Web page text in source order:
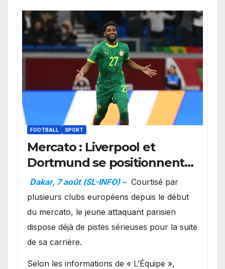
FOOTBALL SPORT
Mercato : Liverpool et
Dortmund se positionnent
en favoris pour recruter
Ibrahim Mbaye
Dakar, 7 août (SL-INFO) – Courtisé par
plusieurs clubs européens depuis le début
du mercato, le jeune attaquant parisien
dispose déjà de pistes sérieuses pour la suite
de sa carrière.
Selon les informations de « L’Équipe »,